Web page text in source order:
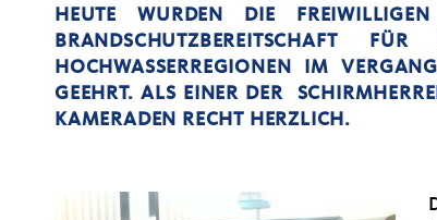
HEUTE WURDEN DIE
BRANDSCHUTZBEREITSCHAFT
HOCHWASSERREGIONEN IM
GEEHRT. ALS EINER DER
KAMERADEN RECHT HERZLICH.